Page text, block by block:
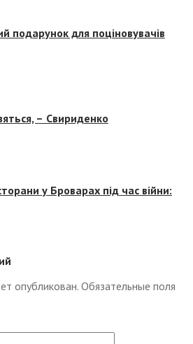
подарунок для поціновувачів
– Свириденко
у Броварах під час війни:
опубликован. Обязательные поля